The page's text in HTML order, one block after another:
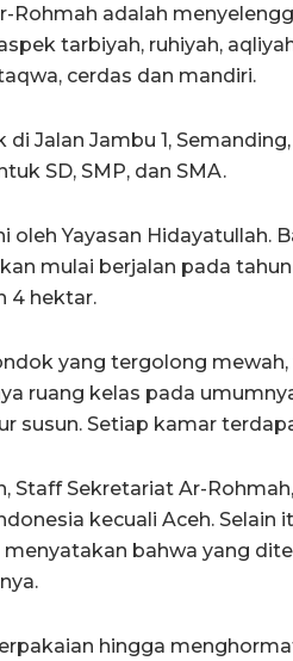
Rohmah adalah
tarbiyah, ruhiyah,
cerdas dan mandiri.
Jalan Jambu 1,
SD, SMP, dan SMA.
oleh Yayasan Hidayatullah.
mulai berjalan pada
4 hektar.
yang tergolong
ruang kelas pada
susun. Setiap kamar
Staff Sekretariat Ar-
kecuali Aceh.
menyatakan bahwa yang
hingga